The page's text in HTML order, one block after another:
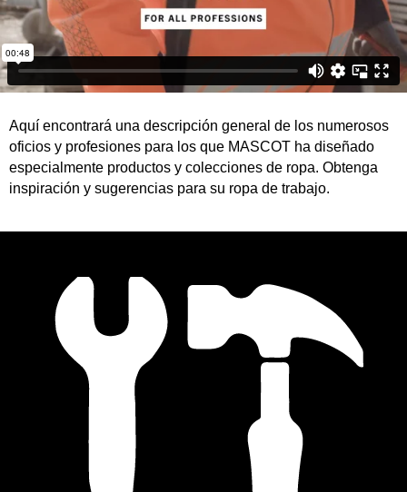
Aquí encontrará una descripción general de los numerosos
oficios y profesiones para los que MASCOT ha diseñado
especialmente productos y colecciones de ropa. Obtenga
inspiración y sugerencias para su ropa de trabajo.